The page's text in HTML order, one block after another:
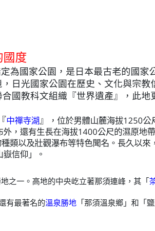
度
為國家公園，是日本最古老的國家
日光國家公園在歷史、文化與宗教
國教科文組織 『世界遺產 』
，此
『中禪寺湖 』 ， 位於男體山麓海拔1250公
外，還有生長在海拔1400公尺的濕原地
類以及壯觀瀑布等特色聞名 。長久以
信仰」。
之一。高地的中央屹立著那須連峰，其「
有最著名的溫泉勝地「那須溫泉鄉」和「